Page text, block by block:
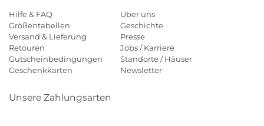
Hilfe & FAQ
Größentabellen
Versand & Lieferung
Retouren
Gutscheinbedingungen
Geschenkkarten
Über uns
Geschichte
Presse
Jobs / Karriere
Standorte / Häuser
Newsletter
Unsere Zahlungsarten